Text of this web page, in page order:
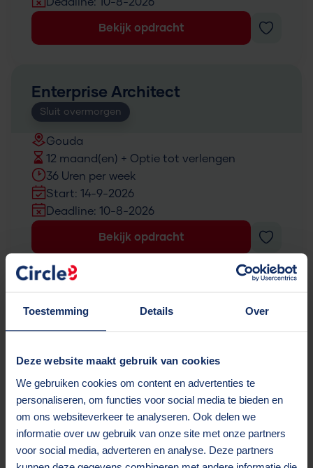
Toestemming Details Over
Deze website maakt gebruik van cookies
We gebruiken cookies om content en advertenties te
personaliseren, om functies voor social media te bieden en
om ons websiteverkeer te analyseren. Ook delen we
informatie over uw gebruik van onze site met onze partners
voor social media, adverteren en analyse. Deze partners
Bekijk opdracht
Sluit overmorgen
Enterprise Architect
Gouda
12 maand(en) + Optie tot verlengen
36 Uren per week
Start: 14-9-2026
Deadline: 10-8-2026
Bekijk opdracht
36 Uren per week
Start: 1-8-2026
Deadline: 10-8-2026
Bekijk opdracht